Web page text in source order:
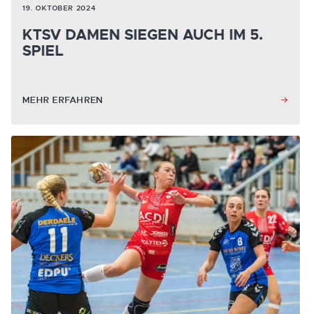
19. OKTOBER 2024
KTSV DAMEN SIEGEN AUCH IM 5.
SPIEL
MEHR ERFAHREN